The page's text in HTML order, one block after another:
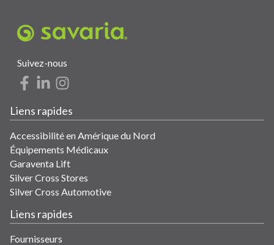
Suivez-nous
Liens rapides
Accessibilité en Amérique du Nord
Équipements Médicaux
Garaventa Lift
Silver Cross Stores
Silver Cross Automotive
Liens rapides
Fournisseurs